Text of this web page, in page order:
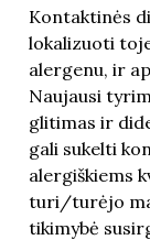
Kontaktinės
lokalizuoti
alergenu, ir
Naujausi
glitimas ir
gali sukelti
alergiškiems
turi/turėjo
tikimybė